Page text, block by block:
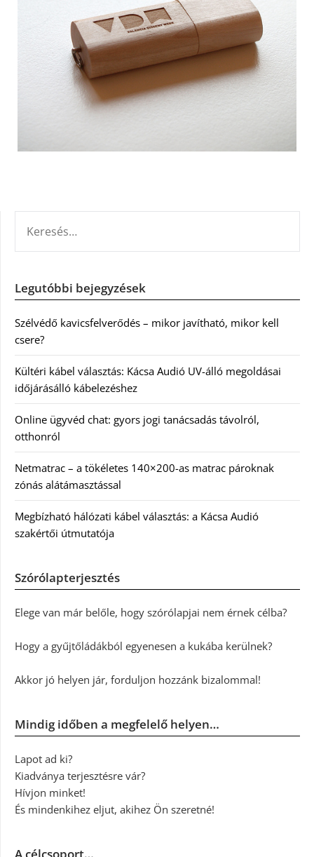
Legutóbbi bejegyzések
Szélvédő kavicsfelverődés – mikor javítható, mikor kell
csere?
Kültéri kábel választás: Kácsa Audió UV-álló megoldásai
időjárásálló kábelezéshez
Online ügyvéd chat: gyors jogi tanácsadás távolról,
otthonról
Netmatrac – a tökéletes 140×200-as matrac pároknak
zónás alátámasztással
Megbízható hálózati kábel választás: a Kácsa Audió
szakértői útmutatója
Szórólapterjesztés
Elege van már belőle, hogy szórólapjai nem érnek célba?
Hogy a gyűjtőládákból egyenesen a kukába kerülnek?
Akkor jó helyen jár, forduljon hozzánk bizalommal!
Mindig időben a megfelelő helyen…
Lapot ad ki?
Kiadványa terjesztésre vár?
Hívjon minket!
És mindenkihez eljut, akihez Ön szeretné!
A célcsoport…